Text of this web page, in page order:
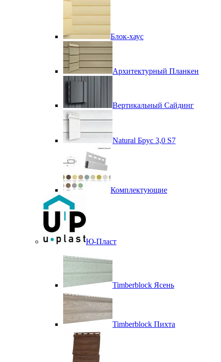
Блок-хаус
Архитектурный Планкен
Вертикальный Сайдинг
Natural Брус 3,0 S7
Комплектующие
Ю-Пласт
Timberblock Ясень
Timberblock Пихта